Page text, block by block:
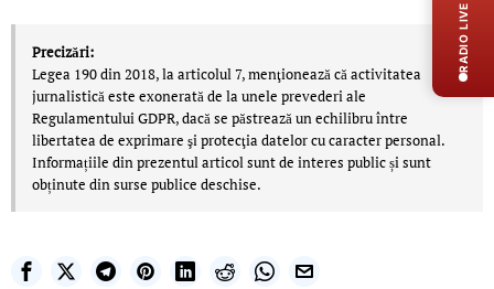
Precizări:
Legea 190 din 2018, la articolul 7, menţionează că activitatea
jurnalistică este exonerată de la unele prevederi ale
Regulamentului GDPR, dacă se păstrează un echilibru între
libertatea de exprimare şi protecţia datelor cu caracter personal.
Informațiile din prezentul articol sunt de interes public și sunt
obținute din surse publice deschise.
RADIO LIVE